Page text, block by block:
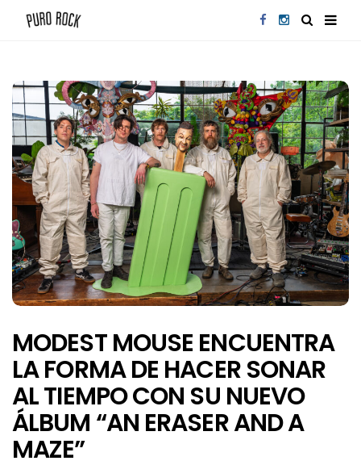
MODEST MOUSE ENCUENTRA
LA FORMA DE HACER SONAR
AL TIEMPO CON SU NUEVO
ÁLBUM “AN ERASER AND A
MAZE”